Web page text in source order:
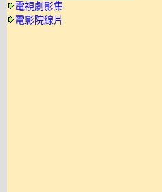
電視劇影集
電影院線片